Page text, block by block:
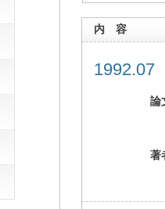
内 容
論
著